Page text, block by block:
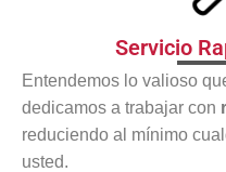
Servicio
Entendemos lo valioso
dedicamos a trabajar con
reduciendo al mínimo
usted.